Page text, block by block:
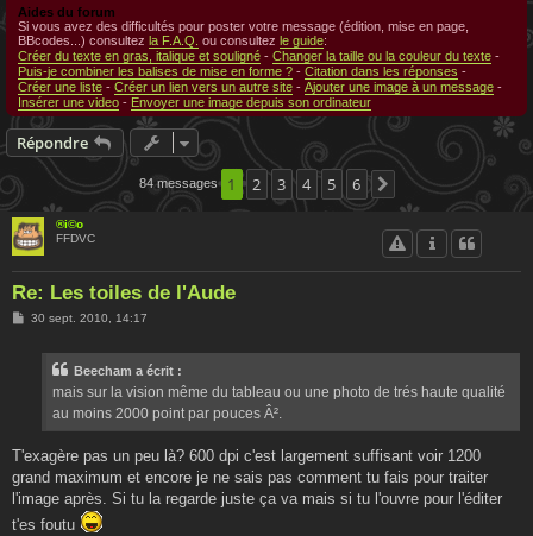
Aides du forum
Si vous avez des difficultés pour poster votre message (édition, mise en page,
BBcodes...) consultez la F.A.Q. ou consultez le guide:
Créer du texte en gras, italique et souligné - Changer la taille ou la couleur du texte -
Puis-je combiner les balises de mise en forme ? - Citation dans les réponses -
Créer une liste - Créer un lien vers un autre site - Ajouter une image à un message -
Insérer une video - Envoyer une image depuis son ordinateur
Répondre
84 messages 1 2 3 4 5 6 Suivante
®i©o
FFDVC
Re: Les toiles de l'Aude
M30 sept. 2010, 14:17
Beecham a écrit :
mais sur la vision même du tableau ou une photo de trés haute qualité
au moins 2000 point par pouces Â².
T'exagère pas un peu là? 600 dpi c'est largement suffisant voir 1200
grand maximum et encore je ne sais pas comment tu fais pour traiter
l'image après. Si tu la regarde juste ça va mais si tu l'ouvre pour l'éditer
t'es foutu